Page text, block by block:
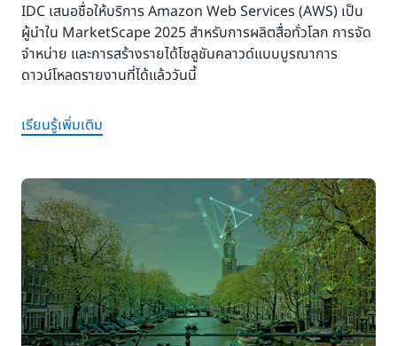
IDC เสนอชื่อให้บริการ Amazon Web Services (AWS) เป็น
ผู้นำใน MarketScape 2025 สำหรับการผลิตสื่อทั่วโลก การจัด
จำหน่าย และการสร้างรายได้โซลูชันคลาวด์แบบบูรณาการ
ดาวน์โหลดรายงานที่ได้แล้ววันนี้
เรียนรู้เพิ่มเติม